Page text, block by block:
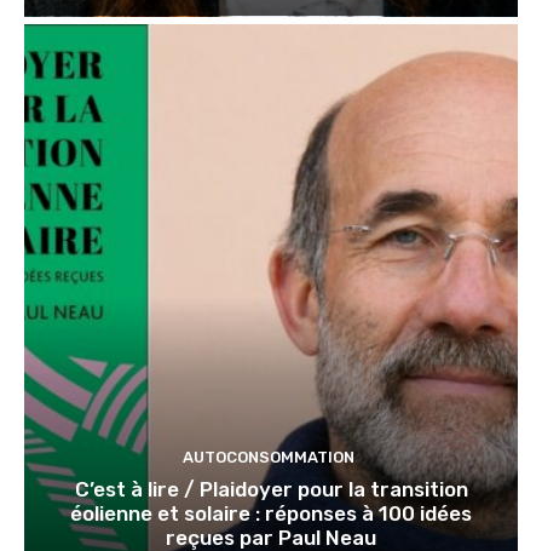
AUTOCONSOMMATION
C’est à lire / Plaidoyer pour la transition
éolienne et solaire : réponses à 100 idées
reçues par Paul Neau